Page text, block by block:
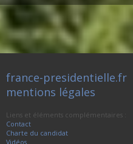
france-presidentielle.fr
mentions légales
Liens et éléments complémentaires :
Contact
Charte du candidat
Vidéos